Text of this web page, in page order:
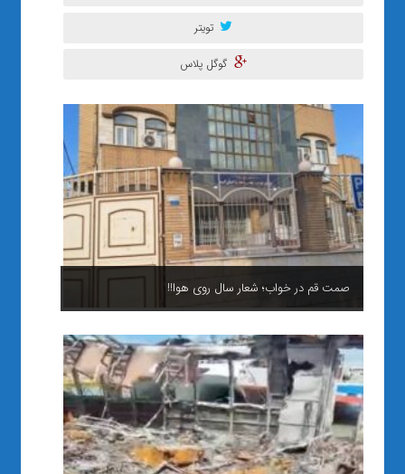
تویتر
گوگل پلاس
صمت قم در خواب؛ شعار سال روی هوا!!